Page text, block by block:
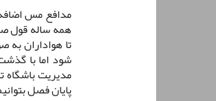
مدافع مس
همه ساله قول
تا هواداران
شود اما با
پایان فصل